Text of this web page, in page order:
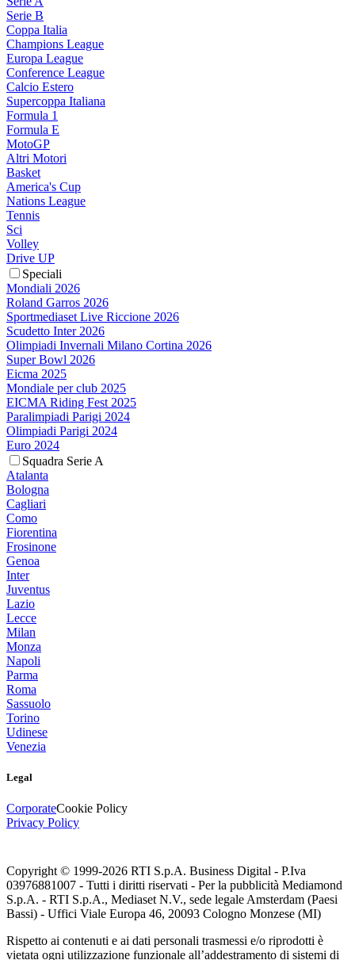
Serie B
Coppa Italia
Champions League
Europa League
Conference League
Calcio Estero
Supercoppa Italiana
Formula 1
Formula E
MotoGP
Altri Motori
Basket
America's Cup
Nations League
Tennis
Sci
Volley
Drive UP
Speciali
Mondiali 2026
Roland Garros 2026
Sportmediaset Live Riccione 2026
Scudetto Inter 2026
Olimpiadi Invernali Milano Cortina 2026
Super Bowl 2026
Eicma 2025
Mondiale per club 2025
EICMA Riding Fest 2025
Paralimpiadi Parigi 2024
Olimpiadi Parigi 2024
Euro 2024
Squadra Serie A
Atalanta
Bologna
Cagliari
Como
Fiorentina
Frosinone
Genoa
Inter
Juventus
Lazio
Lecce
Milan
Monza
Napoli
Parma
Roma
Sassuolo
Torino
Udinese
Venezia
Legal
CorporateCookie Policy
Privacy Policy
Copyright © 1999-2026 RTI S.p.A. Business Digital - P.Iva
03976881007 - Tutti i diritti riservati - Per la pubblicità Mediamond
S.p.A. - RTI S.p.A., Mediaset N.V., sede legale Amsterdam (Paesi
Bassi) - Uffici Viale Europa 46, 20093 Cologno Monzese (MI)
Rispetto ai contenuti e ai dati personali trasmessi e/o riprodotti è
vietata ogni utilizzazione funzionale all’addestramento di sistemi di